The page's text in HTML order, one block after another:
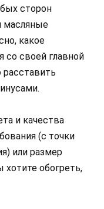
сторон
масляные
какое
со своей главной
и качества
(с точки
или размер
обогреть,